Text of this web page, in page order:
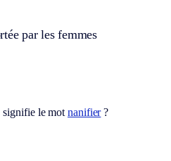
par les femmes
signifie le motnanifier?